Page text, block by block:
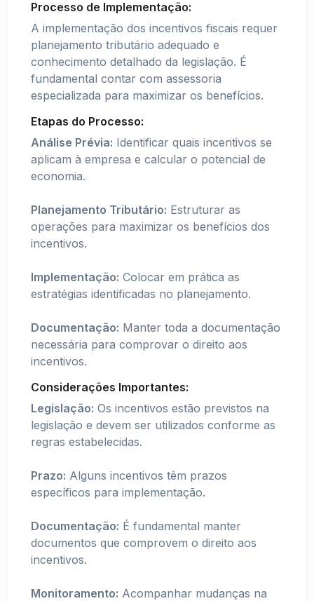
Processo de Implementação:
A implementação dos incentivos fiscais requer
planejamento tributário adequado e
conhecimento detalhado da legislação. É
fundamental contar com assessoria
especializada para maximizar os benefícios.
Etapas do Processo:
Análise Prévia: Identificar quais incentivos se
aplicam à empresa e calcular o potencial de
economia.
Planejamento Tributário: Estruturar as
operações para maximizar os benefícios dos
incentivos.
Implementação: Colocar em prática as
estratégias identificadas no planejamento.
Documentação: Manter toda a documentação
necessária para comprovar o direito aos
incentivos.
Considerações Importantes:
Legislação: Os incentivos estão previstos na
legislação e devem ser utilizados conforme as
regras estabelecidas.
Prazo: Alguns incentivos têm prazos
específicos para implementação.
Documentação: É fundamental manter
documentos que comprovem o direito aos
incentivos.
Monitoramento: Acompanhar mudanças na